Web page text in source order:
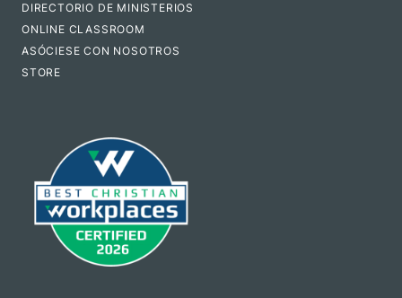
DIRECTORIO DE MINISTERIOS
ONLINE CLASSROOM
ASÓCIESE CON NOSOTROS
STORE